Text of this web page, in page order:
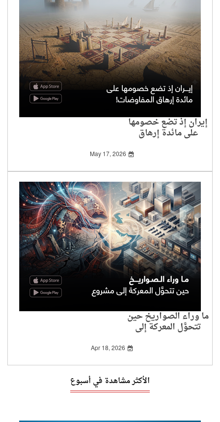
إيران إذ تضع خصومها
على مائدة إرهاق
May 17, 2026
ما وراء الصواريخ حين
تتحوَّل المعركة إلى
Apr 18, 2026
الأكثر مشاهدة في أسبوع